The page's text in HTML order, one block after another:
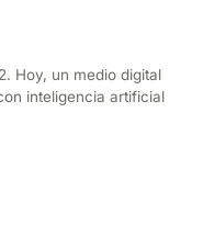
Hoy, un medio digital
inteligencia artificial